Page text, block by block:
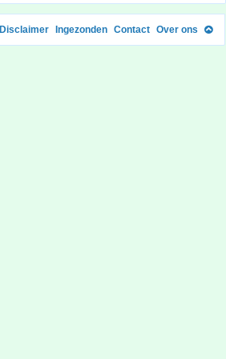
Disclaimer Ingezonden Contact Over ons